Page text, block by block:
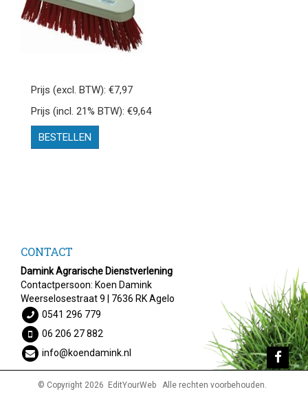
Prijs (excl. BTW): €7,97
Prijs (incl. 21% BTW): €9,64
BESTELLEN
CONTACT
Damink Agrarische Dienstverlening
Contactpersoon: Koen Damink
Weerselosestraat 9 | 7636 RK Agelo
0541 296 779
06 206 27 882
info@koendamink.nl
© Copyright 2026 EditYourWebAlle rechten voorbehouden.